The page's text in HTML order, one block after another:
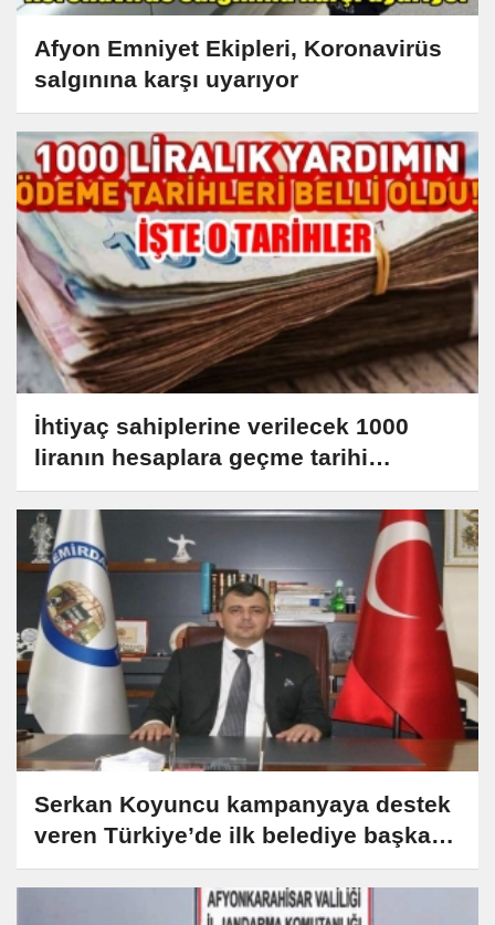
Afyon Emniyet Ekipleri, Koronavirüs
salgınına karşı uyarıyor
İhtiyaç sahiplerine verilecek 1000
liranın hesaplara geçme tarihi
açıklandı
Serkan Koyuncu kampanyaya destek
veren Türkiye’de ilk belediye başkanı
oldu